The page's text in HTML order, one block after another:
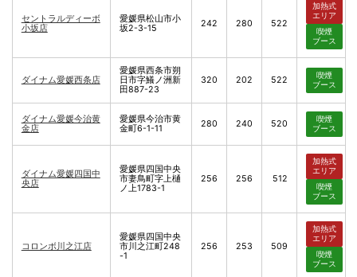
セントラルディーボ
小坂店
愛媛県松山市小
坂2-3-15
242 280 522
加熱式
エリア
喫煙
ブース
ダイナム愛媛西条店
愛媛県西条市朔
日市字鱶ノ洲新
田887-23
320 202 522
喫煙
ブース
ダイナム愛媛今治黄
金店
愛媛県今治市黄
金町6-1-11
280 240 520
喫煙
ブース
ダイナム愛媛四国中
央店
愛媛県四国中央
市妻鳥町字上樋
ノ上1783-1
256 256 512
加熱式
エリア
喫煙
ブース
コロンボ川之江店
愛媛県四国中央
市川之江町248
-1
256 253 509
加熱式
エリア
喫煙
ブース